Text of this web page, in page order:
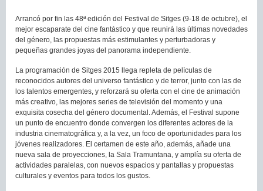
Arrancó por fin las 48ª edición del Festival de Sitges (9-18 de octubre), el
mejor escaparate del cine fantástico y que reunirá las últimas novedades
del género, las propuestas más estimulantes y perturbadoras y
pequeñas grandes joyas del panorama independiente.
La programación de Sitges 2015 llega repleta de películas de
reconocidos autores del universo fantástico y de terror, junto con las de
los talentos emergentes, y reforzará su oferta con el cine de animación
más creativo, las mejores series de televisión del momento y una
exquisita cosecha del género documental. Además, el Festival supone
un punto de encuentro donde convergen los diferentes actores de la
industria cinematográfica y, a la vez, un foco de oportunidades para los
jóvenes realizadores. El certamen de este año, además, añade una
nueva sala de proyecciones, la Sala Tramuntana, y amplía su oferta de
actividades paralelas, con nuevos espacios y pantallas y propuestas
culturales y eventos para todos los gustos.